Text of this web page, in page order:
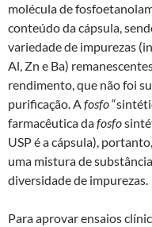
molécula de
conteúdo da cápsula,
variedade de impurezas
Al, Zn e Ba)
rendimento, que não foi
purificação. Afosfo
farmacêutica dafosfo
USP é a cápsula),
uma mistura de
diversidade de impurezas.
Para aprovar ensaios